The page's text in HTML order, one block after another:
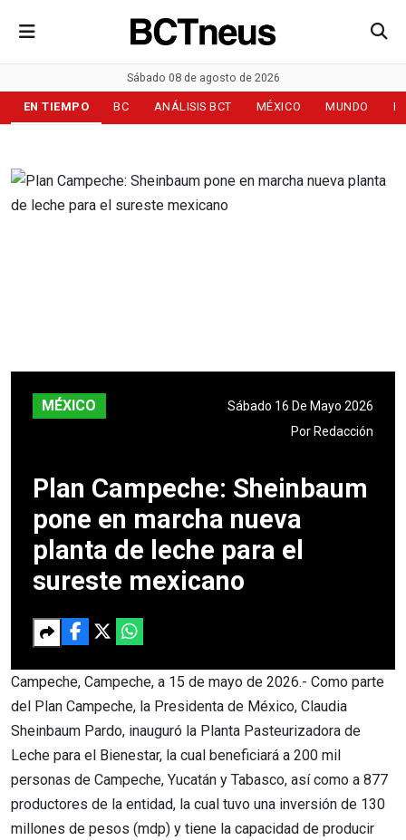
Sábado 08 de agosto de 2026
EN TIEMPO BC ANÁLISIS BCT MÉXICO MUNDO
MÉXICO
Sábado 16 De Mayo 2026
Por Redacción
Plan Campeche: Sheinbaum
pone en marcha nueva
planta de leche para el
sureste mexicano
Campeche, Campeche, a 15 de mayo de 2026.- Como parte
del Plan Campeche, la Presidenta de México, Claudia
Sheinbaum Pardo, inauguró la Planta Pasteurizadora de
Leche para el Bienestar, la cual beneficiará a 200 mil
personas de Campeche, Yucatán y Tabasco, así como a 877
productores de la entidad, la cual tuvo una inversión de 130
millones de pesos (mdp) y tiene la capacidad de producir